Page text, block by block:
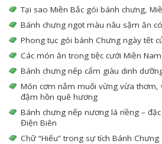
Tại sao Miền Bắc gói bánh chưng,
Bánh chưng ngọt màu nâu sậm ăn
Phong tục gói bánh Chưng ngày tết
Các món ăn trong tiệc cưới Miền Nam
Bánh chưng nếp cẩm giàu dinh
Món cơm nắm muối vừng vừa thơm,
đậm hồn quê hương
Bánh chưng nếp nương lá riềng –
Điện Biên
Chữ “Hiếu” trong sự tích Bánh Chưng